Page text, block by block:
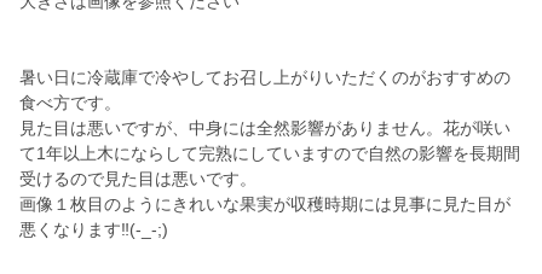
暑い日に冷蔵庫で冷やしてお召し上がりいただくのがおすすめの
食べ方です。
見た目は悪いですが、中身には全然影響がありません。花が咲い
て1年以上木にならして完熟にしていますので自然の影響を長期間
受けるので見た目は悪いです。
画像１枚目のようにきれいな果実が収穫時期には見事に見た目が
悪くなります‼️(-_-;)